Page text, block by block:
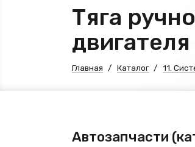
Тяга
Главная Каталог 11.
Автозапчасти